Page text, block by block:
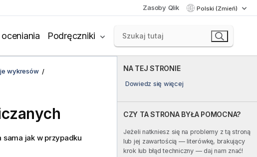
Zasoby Qlik Polski (Zmień)
Podręczniki
NA TEJ STRONIE
Dowiedz się więcej
CZY TA STRONA BYŁA POMOCNA?
Jeżeli natkniesz się na problemy z tą stroną
lub jej zawartością — literówkę, brakujący
krok lub błąd techniczny — daj nam znać!
wykresów
jak w przypadku